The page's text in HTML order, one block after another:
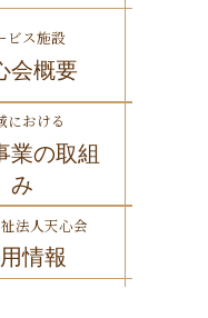
ビス施設
会概要
における
業の取組
み
法人天心会
情報